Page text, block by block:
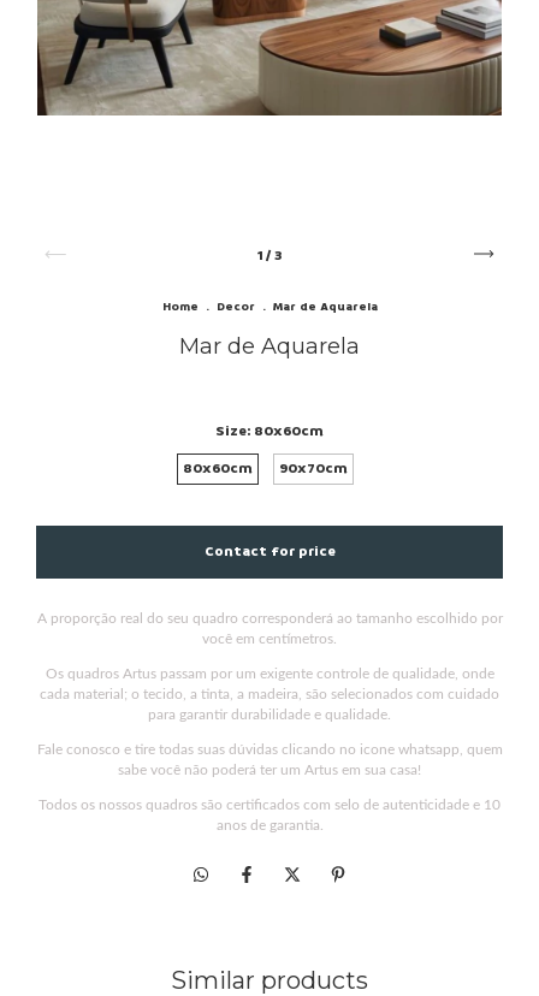
1/3
Home . Decor . Mar de Aquarela
Mar de Aquarela
Size: 80x60cm
80x60cm
90x70cm
A proporção real do seu quadro corresponderá ao tamanho escolhido por
você em centímetros.
Os quadros Artus passam por um exigente controle de qualidade, onde
cada material; o tecido, a tinta, a madeira, são selecionados com cuidado
para garantir durabilidade e qualidade.
Fale conosco e tire todas suas dúvidas clicando no icone whatsapp, quem
sabe você não poderá ter um Artus em sua casa!
Todos os nossos quadros são certificados com selo de autenticidade e 10
anos de garantia.
Similar products